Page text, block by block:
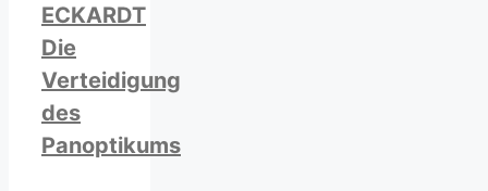
ECKARDT
Die
Verteidigung
des
Panoptikums